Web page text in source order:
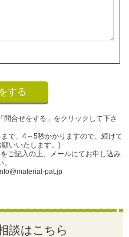
合せをする」をクリックして下さ
で、4～5秒かかりますので、続けて
いいたします。)
ご記入の上、メールにてお申し込み
pat.jp
談はこちら